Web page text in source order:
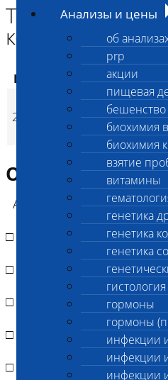
Анализы и цены
об
prp
акции
пищевая
бешенство
биохимия
биохимия
взятие
витамины
генетика
генетика
генетика
гормоны
гормоны
инфекции
инфекции
инфекции
Тест на
кошек (1 окрас)
Код Наименование
2836
Тест на наследование
окраса кошек (1
окрас)
Описание
А (агути/нонагути)
□ b (шоколад,
□ bl (циннамон)
□ D (ослабление окраса)
□ Сs (сиамский колор-
□ Сb (бурманский колор-